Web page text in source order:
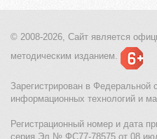
© 2008-2026, Сайт является
методическим изданием.
Зарегистрирован в
информационных технологий и
Регистрационный номер и дата
серия Эл № ФС77-78575 от 08